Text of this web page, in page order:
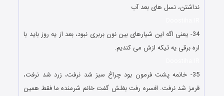
نداشتن، نسل های بعد آب
34- یعنی اگه این شیارهای بین نون بربری نبود، بعد از یه روز باید با
اره برقی یه تیکه ازش می کندیم.
35- خانمه پشت فرمون بود چراغ سبز شد نرفت، زرد شد نرفت،
قرمز شد نرفت. افسره رفت بغلش گفت خانم شرمنده ما فقط همین